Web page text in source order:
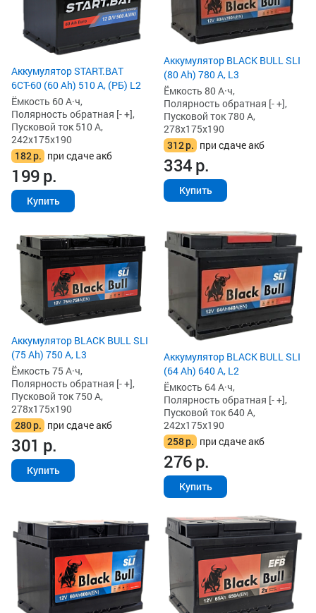
Аккумулятор START.BAT
6СТ-60 (60 Ah) 510 А, (РБ) L2
Ёмкость 60 А·ч,
Полярность обратная [- +],
Пусковой ток 510 А,
242x175x190
182р. при сдаче акб
199р.
Купить
Аккумулятор BLACK BULL SLI
(80 Ah) 780 А, L3
Ёмкость 80 А·ч,
Полярность обратная [- +],
Пусковой ток 780 А,
278x175x190
312р. при сдаче акб
334р.
Купить
Аккумулятор BLACK BULL SLI
(75 Ah) 750 А, L3
Ёмкость 75 А·ч,
Полярность обратная [- +],
Пусковой ток 750 А,
278x175x190
280р. при сдаче акб
301 р.
Купить
Аккумулятор BLACK BULL SLI
(64 Ah) 640 А, L2
Ёмкость 64 А·ч,
Полярность обратная [- +],
Пусковой ток 640 А,
242x175x190
258р. при сдаче акб
276р.
Купить